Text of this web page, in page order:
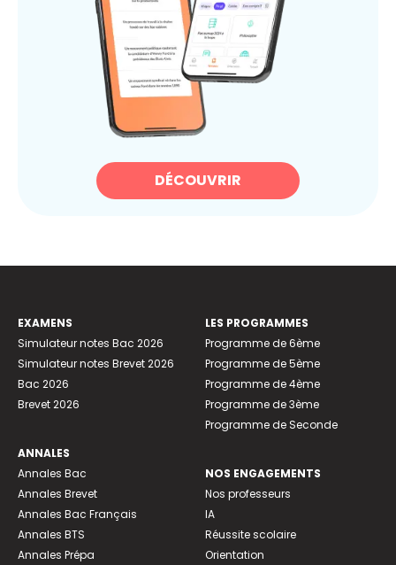
DÉCOUVRIR
EXAMENS
Simulateur notes Bac 2026
Simulateur notes Brevet 2026
Bac 2026
Brevet 2026
ANNALES
Annales Bac
Annales Brevet
Annales Bac Français
Annales BTS
Annales Prépa
LES PROGRAMMES
Programme de 6ème
Programme de 5ème
Programme de 4ème
Programme de 3ème
Programme de Seconde
NOS ENGAGEMENTS
Nos professeurs
IA
Réussite scolaire
Orientation